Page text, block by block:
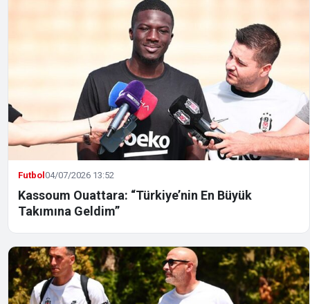
Futbol04/07/2026 13:52
Kassoum Ouattara: “Türkiye’nin En Büyük
Takımına Geldim”